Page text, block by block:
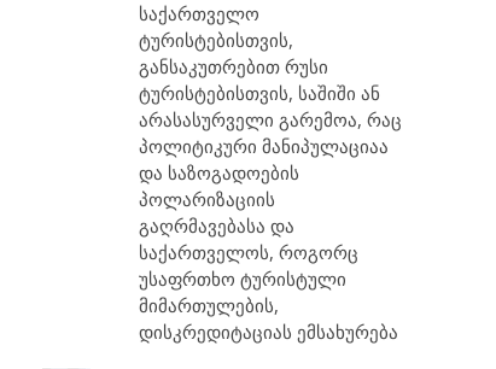
საქართველო
ტურისტებისთვის,
განსაკუთრებით რუსი
ტურისტებისთვის, საშიში ან
არასასურველი გარემოა, რაც
პოლიტიკური მანიპულაციაა
და საზოგადოების
პოლარიზაციის
გაღრმავებასა და
საქართველოს, როგორც
უსაფრთხო ტურისტული
მიმართულების,
დისკრედიტაციას ემსახურება